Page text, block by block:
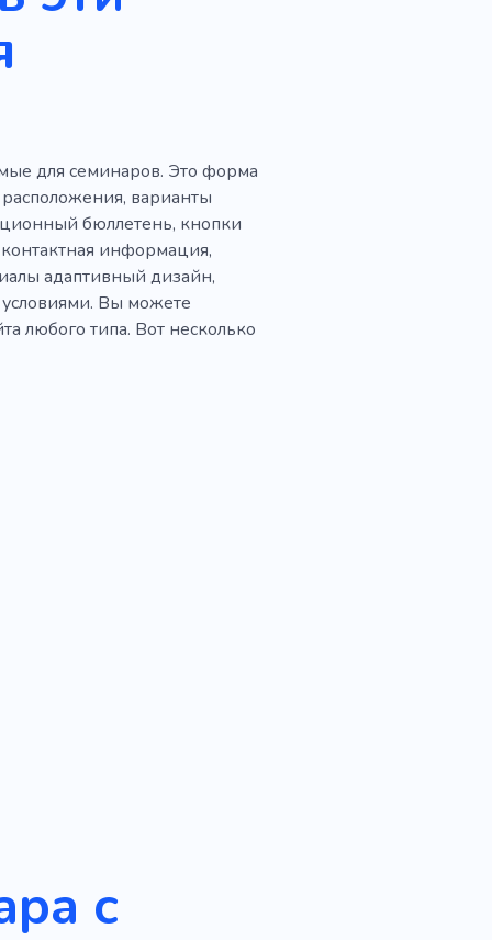
для семинаров. Это форма
варианты
бюллетень, кнопки
информация,
адаптивный дизайн,
Вы можете
любого типа. Вот несколько
с